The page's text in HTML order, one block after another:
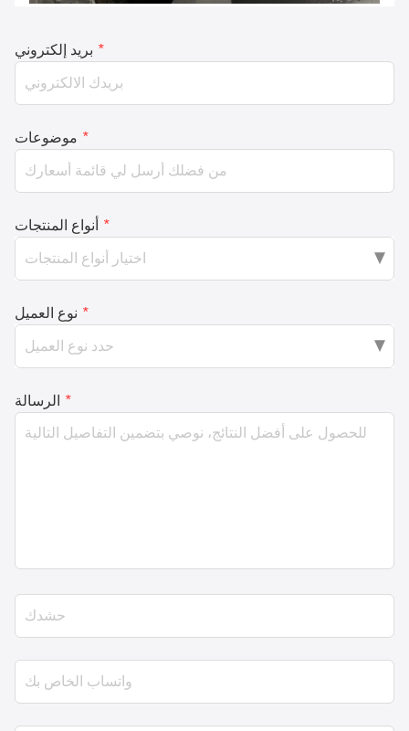
بريد إلكتروني *
موضوعات *
أنواع المنتجات *
نوع العميل *
الرسالة *